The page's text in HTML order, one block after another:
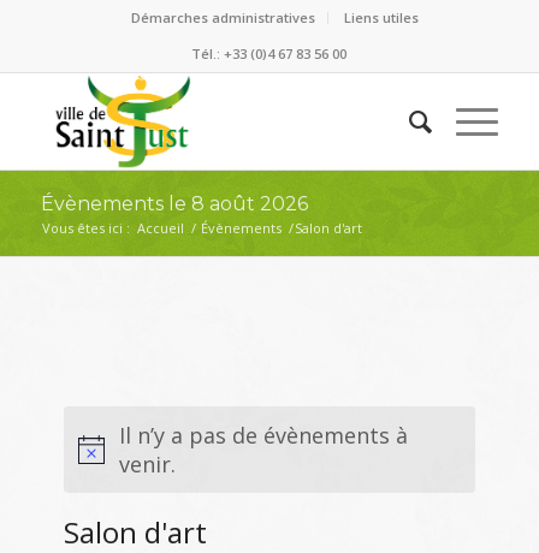
Démarches administratives
Liens utiles
Tél.: +33 (0)4 67 83 56 00
Évènements le 8 août 2026
Vous êtes ici : Accueil / Évènements /Salon d'art
Il n’y a pas de évènements à
venir.
Salon d'art